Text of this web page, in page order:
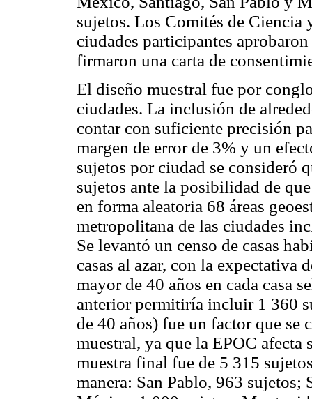
sujetos. Los Comités de
ciudades participantes
firmaron una carta de
El diseño muestral fue por
ciudades. La inclusión de
contar con suficiente precisión
margen de error de 3% y un
sujetos por ciudad se consideró
sujetos ante la posibilidad de
en forma aleatoria 68 áreas
metropolitana de las ciudades
Se levantó un censo de casas
casas al azar, con la expectativa
mayor de 40 años en cada casa
anterior permitiría incluir 1 360
de 40 años) fue un factor que
muestral, ya que la EPOC afecta
muestra final fue de 5 315
manera: San Pablo, 963